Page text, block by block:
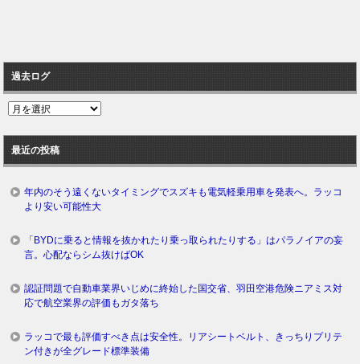
過去ログ
過
ロ
グ
最近の投稿
年内のそう遠くないタイミングでスズキも電気軽乗用車を発表へ。ラッコ
より安い可能性大
「BYDに乗ると情報を抜かれたり乗っ取られたりする」はパラノイアの妄
言。心配ならシム抜けばOK
認証問題で自動車業界いじめに終始した国交省、羽田空港危険ニアミス対
応で航空業界の評価もガタ落ち
ラッコで最も評価すべき点は安全性。リアシートベルト、きっちりプリテ
ン付きが全グレード標準装備